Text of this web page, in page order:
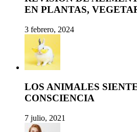
EN PLANTAS,
3 febrero, 2024
LOS ANIMALES
CONSCIENCIA
7 julio, 2021